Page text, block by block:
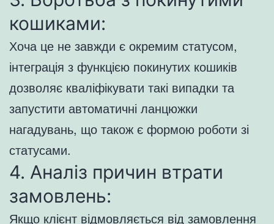
кошиками:
Хоча це не завжди є окремим статусом,
інтеграція з функцією покинутих кошиків
дозволяє кваліфікувати такі випадки та
запустити автоматичні ланцюжки
нагадувань, що також є формою роботи зі
статусами.
4. Аналіз причин втрати
замовлень:
Якщо клієнт відмовляється від замовлення